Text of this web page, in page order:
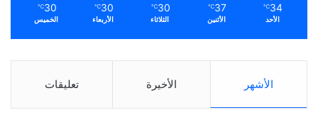
34
℃
الأحد
37
℃
الأثنين
30
℃
الثلاثاء
30
℃
الأربعاء
30
℃
الخميس
الأشهر الأخيرة تعليقات